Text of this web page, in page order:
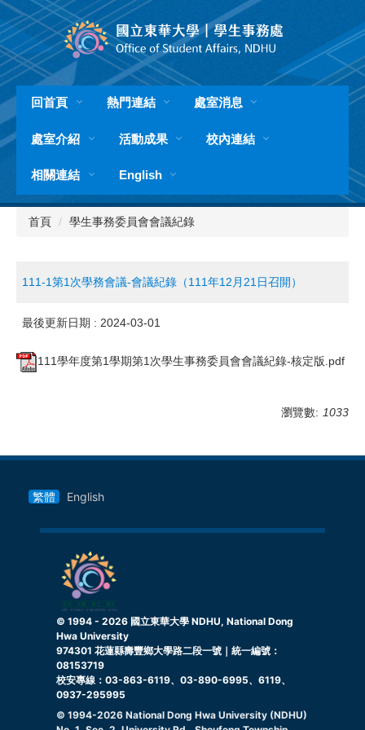
跳
到
主
要
內
容
區
回首頁 熱門連結 處室消息
處室介紹 活動成果 校內連結
相關連結 English
首頁 學生事務委員會會議紀錄
111-1第1次學務會議-會議紀錄（111年12月21日召開）
最後更新日期 : 2024-03-01
111學年度第1學期第1次學生事務委員會會議紀錄-核定版.pdf
瀏覽數: 1033
繁體 English
© 1994 - 2026 國立東華大學 NDHU, National Dong
Hwa University
974301 花蓮縣壽豐鄉大學路二段一號｜統一編號：
08153719
校安專線：03-863-6119、03-890-6995、6119、
0937-295995
© 1994-2026 National Dong Hwa University (NDHU)